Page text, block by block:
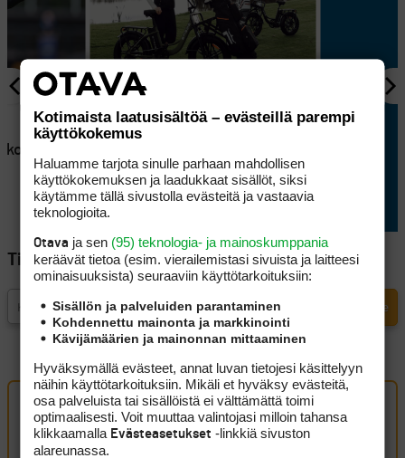
Lappajärvellä kisataan
erikoisessa golftriathlonissa
Tilaa Golfpisteen uutiskirje
Oma kommentti
Kirjaudu sisään kommentoidaksesi
Kotimaista laatusisältöä – evästeillä parempi
käyttökokemus
Haluamme tarjota sinulle parhaan mahdollisen
käyttökokemuksen ja laadukkaat sisällöt, siksi
käytämme tällä sivustolla evästeitä ja vastaavia
teknologioita.
Otava ja sen (95) teknologia- ja mainoskumppania
keräävät tietoa (esim. vierailemis­tasi sivuista ja laitteesi
ominaisuuk­sista) seuraaviin käyttötarkoituksiin:
Sisällön ja palveluiden parantaminen
Kohdennettu mainonta ja markkinointi
Kävijämäärien ja mainonnan mittaaminen
Hyväksymällä evästeet, annat luvan tietojesi käsittelyyn
näihin käyttötarkoituksiin. Mikäli et hyväksy evästeitä,
osa palveluista tai sisällöistä ei välttämättä toimi
optimaalisesti. Voit muuttaa valintojasi milloin tahansa
klikkaamalla Evästeasetukset -linkkiä sivuston
alareunassa.